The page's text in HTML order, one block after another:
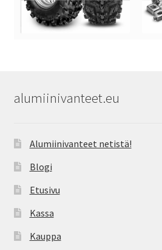
alumiinivanteet.eu
Alumiinivanteet netistä!
Blogi
Etusivu
Kassa
Kauppa